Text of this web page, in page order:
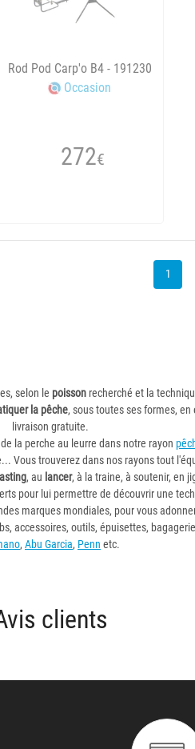
Rod Pod Carp'o B4 - 191230
Occasion
272€
1
selon le poissonrecherché et la
la pêche, sous toutes ses formes,
livraison gratuite.
la perche au leurre dans notre rayon
Vous trouverez dans nos rayons tout
, au lancer, à la traine, à soutenir, en
pour lui permettre de découvrir une
marques mondiales, pour vous
accessoires, outils, épuisettes,
, Abu Garcia, Penn etc.
clients